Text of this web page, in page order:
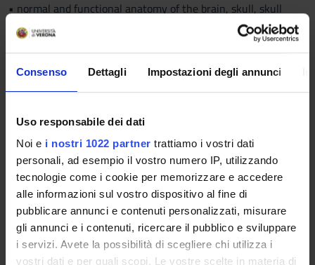
Consenso Dettagli Impostazioni degli annunci
Uso responsabile dei dati
Noi e i nostri 1022 partner trattiamo i vostri dati
personali, ad esempio il vostro numero IP, utilizzando
tecnologie come i cookie per memorizzare e accedere
alle informazioni sul vostro dispositivo al fine di
pubblicare annunci e contenuti personalizzati, misurare
gli annunci e i contenuti, ricercare il pubblico e sviluppare
i servizi. Avete la possibilità di scegliere chi utilizza i
vostri dati e per quali scopi. Le vostre scelte in materia di
• normal and functional anatomy of the brain, skull, skull
base, extracranial head, spine and spinal cord, and peripheral
nervous system
• normal anatomy of the cranio-cervical and spinal arterial
and venous system
• endovascular and percutaneous approaches to common
base, extracranial head, and spine/spinal cord)
• rationale for selecting certain neuroimaging techniques and
the use of contrast administration
in diagnosing and monitoring diseases of the brain, skull, skull
base, extracranial head, spine and spinal cord, and peripheral
nervous system
• ischaemic and haemorrhagic stroke and other common
vascular lesions of the brain and spinal cord
• traumatic brain injury and spinal trauma, complications and